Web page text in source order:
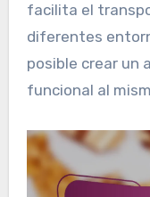
facilita el
diferentes
posible crear un
funcional al